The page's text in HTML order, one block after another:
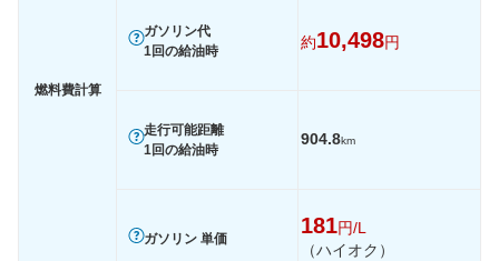
燃料費計算
ガソリン代
1回の給油時
約10,498円
走行可能距離
1回の給油時
904.8km
ガソリン 単価
181円/L
（ハイオク）